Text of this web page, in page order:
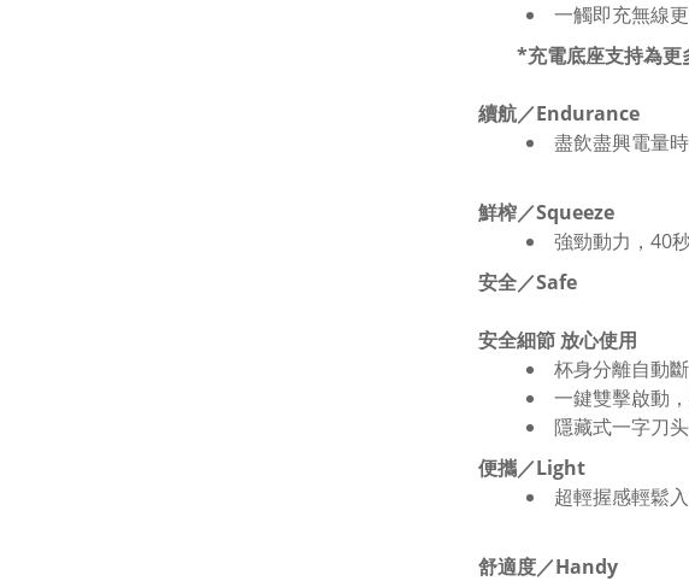
一觸即充無線
*充電底座支持為更
續航／Endurance
盡飲盡興電量
鮮榨／Squeeze
強勁動力，40
安全／Safe
安全細節 放心使用
杯身分離自動
一鍵雙擊啟動
隱藏式一字刀
便攜／Light
超輕握感輕鬆
舒適度／Handy